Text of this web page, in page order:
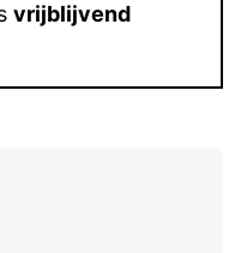
vrijblijvend